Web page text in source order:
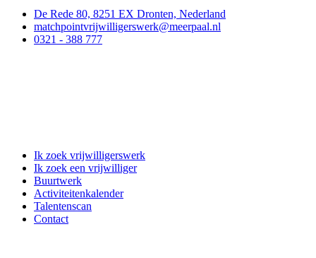
De Rede 80, 8251 EX Dronten, Nederland
matchpointvrijwilligerswerk@meerpaal.nl
0321 - 388 777
Ik zoek vrijwilligerswerk
Ik zoek een vrijwilliger
Buurtwerk
Activiteitenkalender
Talentenscan
Contact